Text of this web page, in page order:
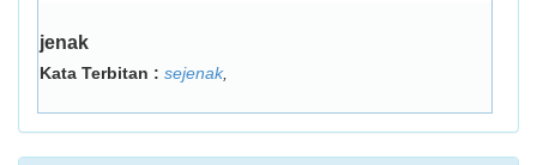
jenak
Kata Terbitan : sejenak,